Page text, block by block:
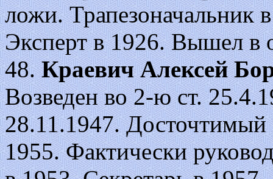
ложи. Трапезоначальник
Эксперт в 1926. Вышел в
48.Краевич Алексей
Возведен во 2-ю ст.
28.11.1947. Досточтимый
1955. Фактически